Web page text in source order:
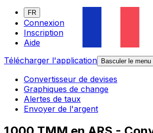
FR
Connexion
Inscription
Aide
Télécharger l'application
Basculer le menu
Convertisseur de devises
Graphiques de change
Alertes de taux
Envoyer de l'argent